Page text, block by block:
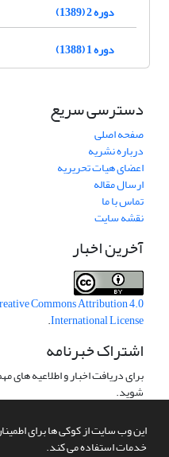
این وب سایت از کوکی ها برای
خدمات استفاده می کند.
دوره 2 (1389)
دوره 1 (1388)
دسترسی سریع
صفحه اصلی
درباره نشریه
اعضای هیات تحریریه
ارسال مقاله
تماس با ما
نقشه سایت
آخرین اخبار
Commons Attribution 4.0
International License
.
اشتراک خبرنامه
برای دریافت اخبار و اطلاعیه
شوید.